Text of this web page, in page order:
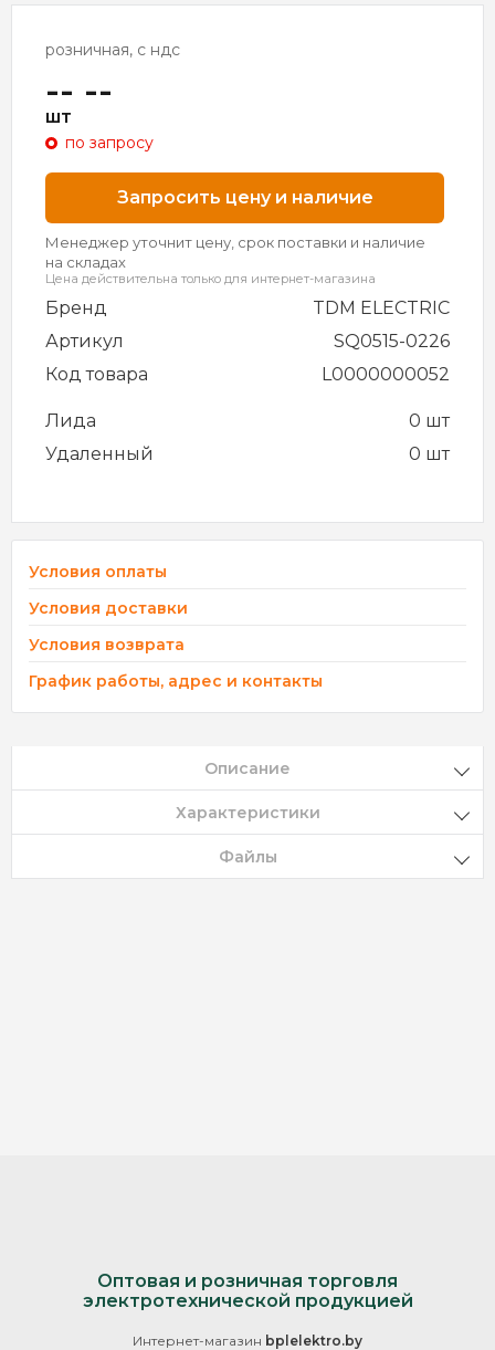
розничная, с ндс
-- --
шт
по запросу
Запросить цену и наличие
Менеджер уточнит цену, срок поставки и наличие
на складах
Цена действительна только для интернет-магазина
Бренд
TDM ELECTRIC
Артикул
SQ0515-0226
Код товара
L0000000052
Лида
0 шт
Удаленный
0 шт
Условия оплаты
Условия доставки
Условия возврата
График работы, адрес и контакты
Описание
Характеристики
Файлы
Оптовая и розничная торговля
электротехнической продукцией
Интернет-магазин bplelektro.by